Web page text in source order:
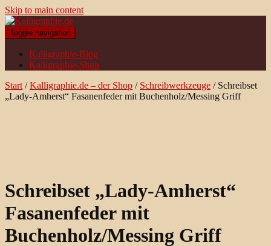
Skip to main content
Toggle navigation
Kalligraphie-Blog
Kalligraphie-Shop
Start /Kalligraphie.de – der Shop / Schreibwerkzeuge / Schreibset
„Lady-Amherst“ Fasanenfeder mit Buchenholz/Messing Griff
Schreibset „Lady-Amherst“
Fasanenfeder mit
Buchenholz/Messing Griff